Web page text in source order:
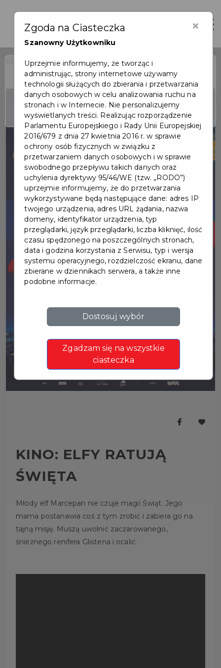
Home Wydarzenia Kino: Elfy ratują święta
Wydarzenie już się
zakończyło
KINO: ELFY RATUJĄ
ŚWIĘTA
Młody elf Marcepan nie czuje magii Świąt. Jego
mama postanawia coś z tym zrobić i zabiera go na
tajną misję. Muszą uwolnić zaczarowanego,
śnieżnego renifera Glistena i ocalić.
×
Zgoda na Ciasteczka
Szanowny Użytkowniku
Uprzejmie informujemy, że tworząc i
administrując, strony internetowe używamy
technologii służących do zbierania i przetwarzania
danych osobowych w celu analizowania ruchu na
stronach i w Internecie. Nie personalizujemy
wyświetlanych treści. Realizując rozporządzenie
Parlamentu Europejskiego i Rady Unii Europejskiej
2016/679 z dnia 27 kwietnia 2016 r. w sprawie
ochrony osób fizycznych w związku z
przetwarzaniem danych osobowych i w sprawie
swobodnego przepływu takich danych oraz
uchylenia dyrektywy 95/46/WE (tzw. „RODO”)
uprzejmie informujemy, że do przetwarzania
wykorzystywane będą następujące dane: adres IP
twojego urządzenia, adres URL żądania, nazwa
domeny, identyfikator urządzenia, typ
przeglądarki, język przeglądarki, liczba kliknięć, ilość
czasu spędzonego na poszczególnych stronach,
data i godzina korzystania z Serwisu, typ i wersja
systemu operacyjnego, rozdzielczość ekranu, dane
zbierane w dziennikach serwera, a także inne
podobne informacje.
Dostosuj wybór
Zgadzam się na wszystkie
ciasteczka